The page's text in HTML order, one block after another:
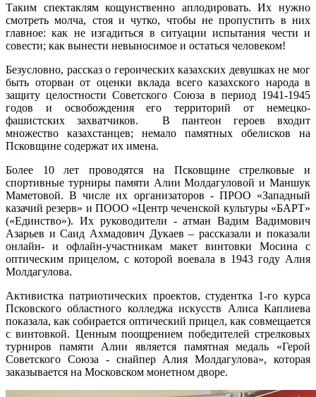
Таким спектаклям кощунственно аплодировать. Их нужно
смотреть молча, стоя и чутко, чтобы не пропустить в них
главное: как не изгадиться в ситуации испытания чести и
совести; как вынести невыносимое и остаться человеком!
Безусловно, рассказ о героических казахских девушках не мог
быть оторван от оценки вклада всего казахского народа в
защиту целостности Советского Союза в период 1941-1945
годов и освобождения его территорий от немецко-
фашистских захватчиков. В пантеон героев входит
множество казахстанцев; немало памятных обелисков на
Псковщине содержат их имена.
Более 10 лет проводятся на Псковщине стрелковые и
спортивные турниры памяти Алии Молдагуловой и Маншук
Маметовой. В числе их организаторов - ПРОО «Западный
казачий резерв» и ПООО «Центр чеченской культуры «БАРТ»
(«Единство»). Их руководители - атман Вадим Вадимович
Азарьев и Саид Ахмадович Дукаев – рассказали и показали
онлайн- и офлайн-участникам макет винтовки Мосина с
оптичеcким прицелом, с которой воевала в 1943 году Алия
Молдагулова.
Активистка патриотических проектов, студентка 1-го курса
Псковского областного колледжа искусств Алиса Каплиева
показала, как собирается оптический прицел, как совмещается
с винтовкой. Ценным поощрением победителей стрелковых
турниров памяти Алии является памятная медаль «Герой
Советского Союза - снайпер Алия Молдагулова», которая
заказывается на Московском монетном дворе.